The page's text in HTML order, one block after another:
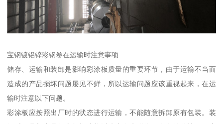
宝钢镀铝锌彩钢卷在运输时注意事项
储存、运输和装卸是影响彩涂板质量的重要环节，由于运输不当而
造成的产品损坏问题屡见不鲜，所以运输问题应该重视起来，在运
输时注意以下问题。
彩涂板应按照出厂时的状态进行运输，不能随意拆卸原有包装。装